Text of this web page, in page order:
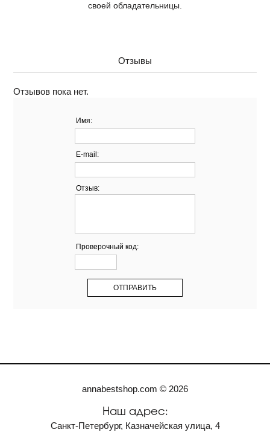
своей обладательницы.
Отзывы
Отзывов пока нет.
Имя:
E-mail:
Отзыв:
Проверочный код:
annabestshop.com © 2026
Наш адрес:
Санкт-Петербург, Казначейская улица, 4